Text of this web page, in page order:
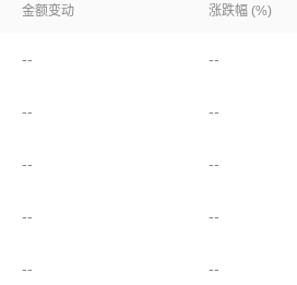
金额变动 涨跌幅 (%)
-- --
-- --
-- --
-- --
-- --